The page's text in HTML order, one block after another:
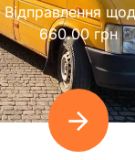
Відправлення
660.00 грн